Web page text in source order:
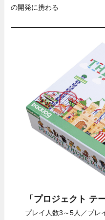
の開発に携わる
「プロジェクト テ
プレイ人数3～5人／プレ